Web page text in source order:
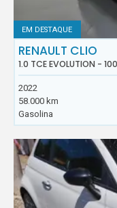
EM DESTAQUE
RENAULT CLIO
1.0 TCE EVOLUTION -
2022
58.000 km
Gasolina